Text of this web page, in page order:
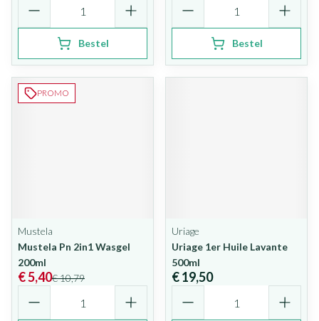
Bestel Bestel
PROMO
Mustela
Mustela Pn 2in1 Wasgel
200ml
€ 10,79
€ 5,40
Uriage
Uriage 1er Huile Lavante
500ml
€ 19,50